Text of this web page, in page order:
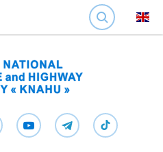
SEARCH